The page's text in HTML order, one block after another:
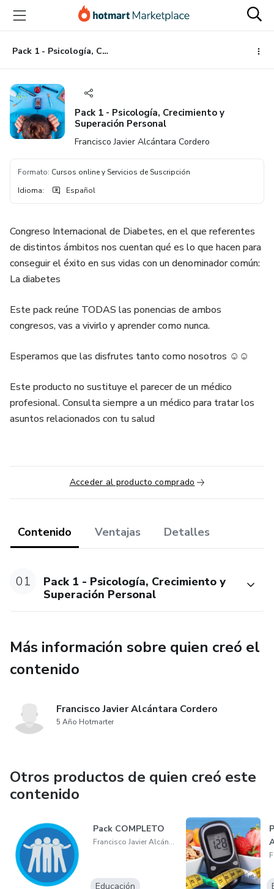
principal
página
de
página
Pack 1 - Psicología, Crecimiento y Superación Personal
Pack 1 - Psicología, Crecimiento y
Superación Personal
Francisco Javier Alcántara Cordero
Formato: Cursos online y Servicios de Suscripción
Idioma: Español
Congreso Internacional de Diabetes, en el que referentes
de distintos ámbitos nos cuentan qué es lo que hacen para
conseguir el éxito en sus vidas con un denominador común:
La diabetes
Este pack reúne TODAS las ponencias de ambos
congresos, vas a vivirlo y aprender como nunca.
Esperamos que las disfrutes tanto como nosotros ☺️☺️
Este producto no sustituye el parecer de un médico
profesional. Consulta siempre a un médico para tratar los
asuntos relacionados con tu salud
Acceder al producto comprado
Contenido Ventajas Detalles
01
Pack 1 - Psicología, Crecimiento y
Superación Personal
Más información sobre quien creó el
contenido
Francisco Javier Alcántara Cordero
5 Año Hotmarter
Otros productos de quien creó este
contenido
Pack COMPLETO
Francisco Javier Alcántara Cordero
Educación